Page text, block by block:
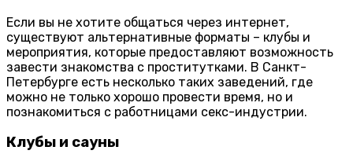
Если вы не хотите общаться через интернет,
существуют альтернативные форматы – клубы и
мероприятия, которые предоставляют возможность
завести знакомства с проститутками. В Санкт-
Петербурге есть несколько таких заведений, где
можно не только хорошо провести время, но и
познакомиться с работницами секс-индустрии.
Клубы и сауны